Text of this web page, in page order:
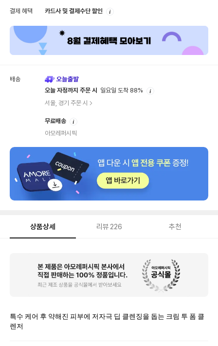
결제 혜택 카드사 및 결제수단 할인
배송
오늘 자정까지 주문 시
일요일 도착 88%
서울, 경기 주문 시
무료배송
아모레퍼시픽
상품상세 리뷰226 추천
특수 케어 후 약해진 피부에 저자극 딥 클렌징을 돕는 크림 투 폼 클
렌저